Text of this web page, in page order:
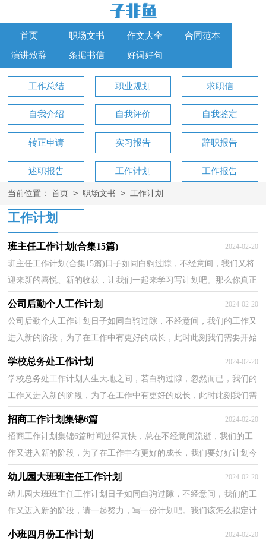
首页 职场文书 作文大全 合同范本
演讲致辞 条据书信 好词好句
工作总结 职业规划 求职信
自我介绍 自我评价 自我鉴定
转正申请 实习报告 辞职报告
述职报告 工作计划 工作报告
工作方案
当前位置： 首页 > 职场文书 > 工作计划
工作计划
班主任工作计划(合集15篇) 2024-02-20
班主任工作计划(合集15篇)日子如同白驹过隙，不经意间，我们又将
迎来新的喜悦、新的收获，让我们一起来学习写计划吧。那么你真正
公司后勤个人工作计划 2024-02-20
公司后勤个人工作计划日子如同白驹过隙，不经意间，我们的工作又
进入新的阶段，为了在工作中有更好的成长，此时此刻我们需要开始
学校总务处工作计划 2024-02-20
学校总务处工作计划人生天地之间，若白驹过隙，忽然而已，我们的
工作又进入新的阶段，为了在工作中有更好的成长，此时此刻我们需
要开始制定一个计划。相信大家又在为写计划犯愁了吧？下...
招商工作计划集锦6篇 2024-02-20
招商工作计划集锦6篇时间过得真快，总在不经意间流逝，我们的工
作又进入新的阶段，为了在工作中有更好的成长，我们要好好计划今
后的学习，制定一份计划了。可是到底什么样的计划才是...
幼儿园大班班主任工作计划 2024-02-20
幼儿园大班班主任工作计划日子如同白驹过隙，不经意间，我们的工
作又迈入新的阶段，请一起努力，写一份计划吧。我们该怎么拟定计
小班四月份工作计划 2024-02-20